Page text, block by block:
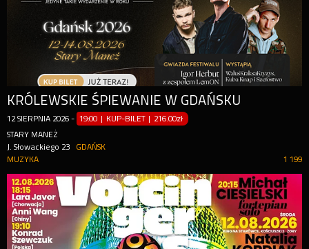
KRÓLEWSKIE ŚPIEWANIE W GDAŃSKU
12 SIERPNIA 2026 - 19:00 | KUP-BILET | 216.00zł
STARY MANEŻ
J. Słowackiego 23
GDAŃSK
1 199
MUZYKA